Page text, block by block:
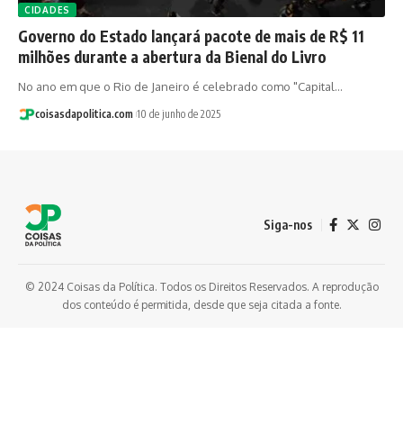
CIDADES
Governo do Estado lançará pacote de mais de R$ 11
milhões durante a abertura da Bienal do Livro
No ano em que o Rio de Janeiro é celebrado como "Capital…
coisasdapolitica.com 10 de junho de 2025
Siga-nos
© 2024 Coisas da Política. Todos os Direitos Reservados. A reprodução
dos conteúdo é permitida, desde que seja citada a fonte.